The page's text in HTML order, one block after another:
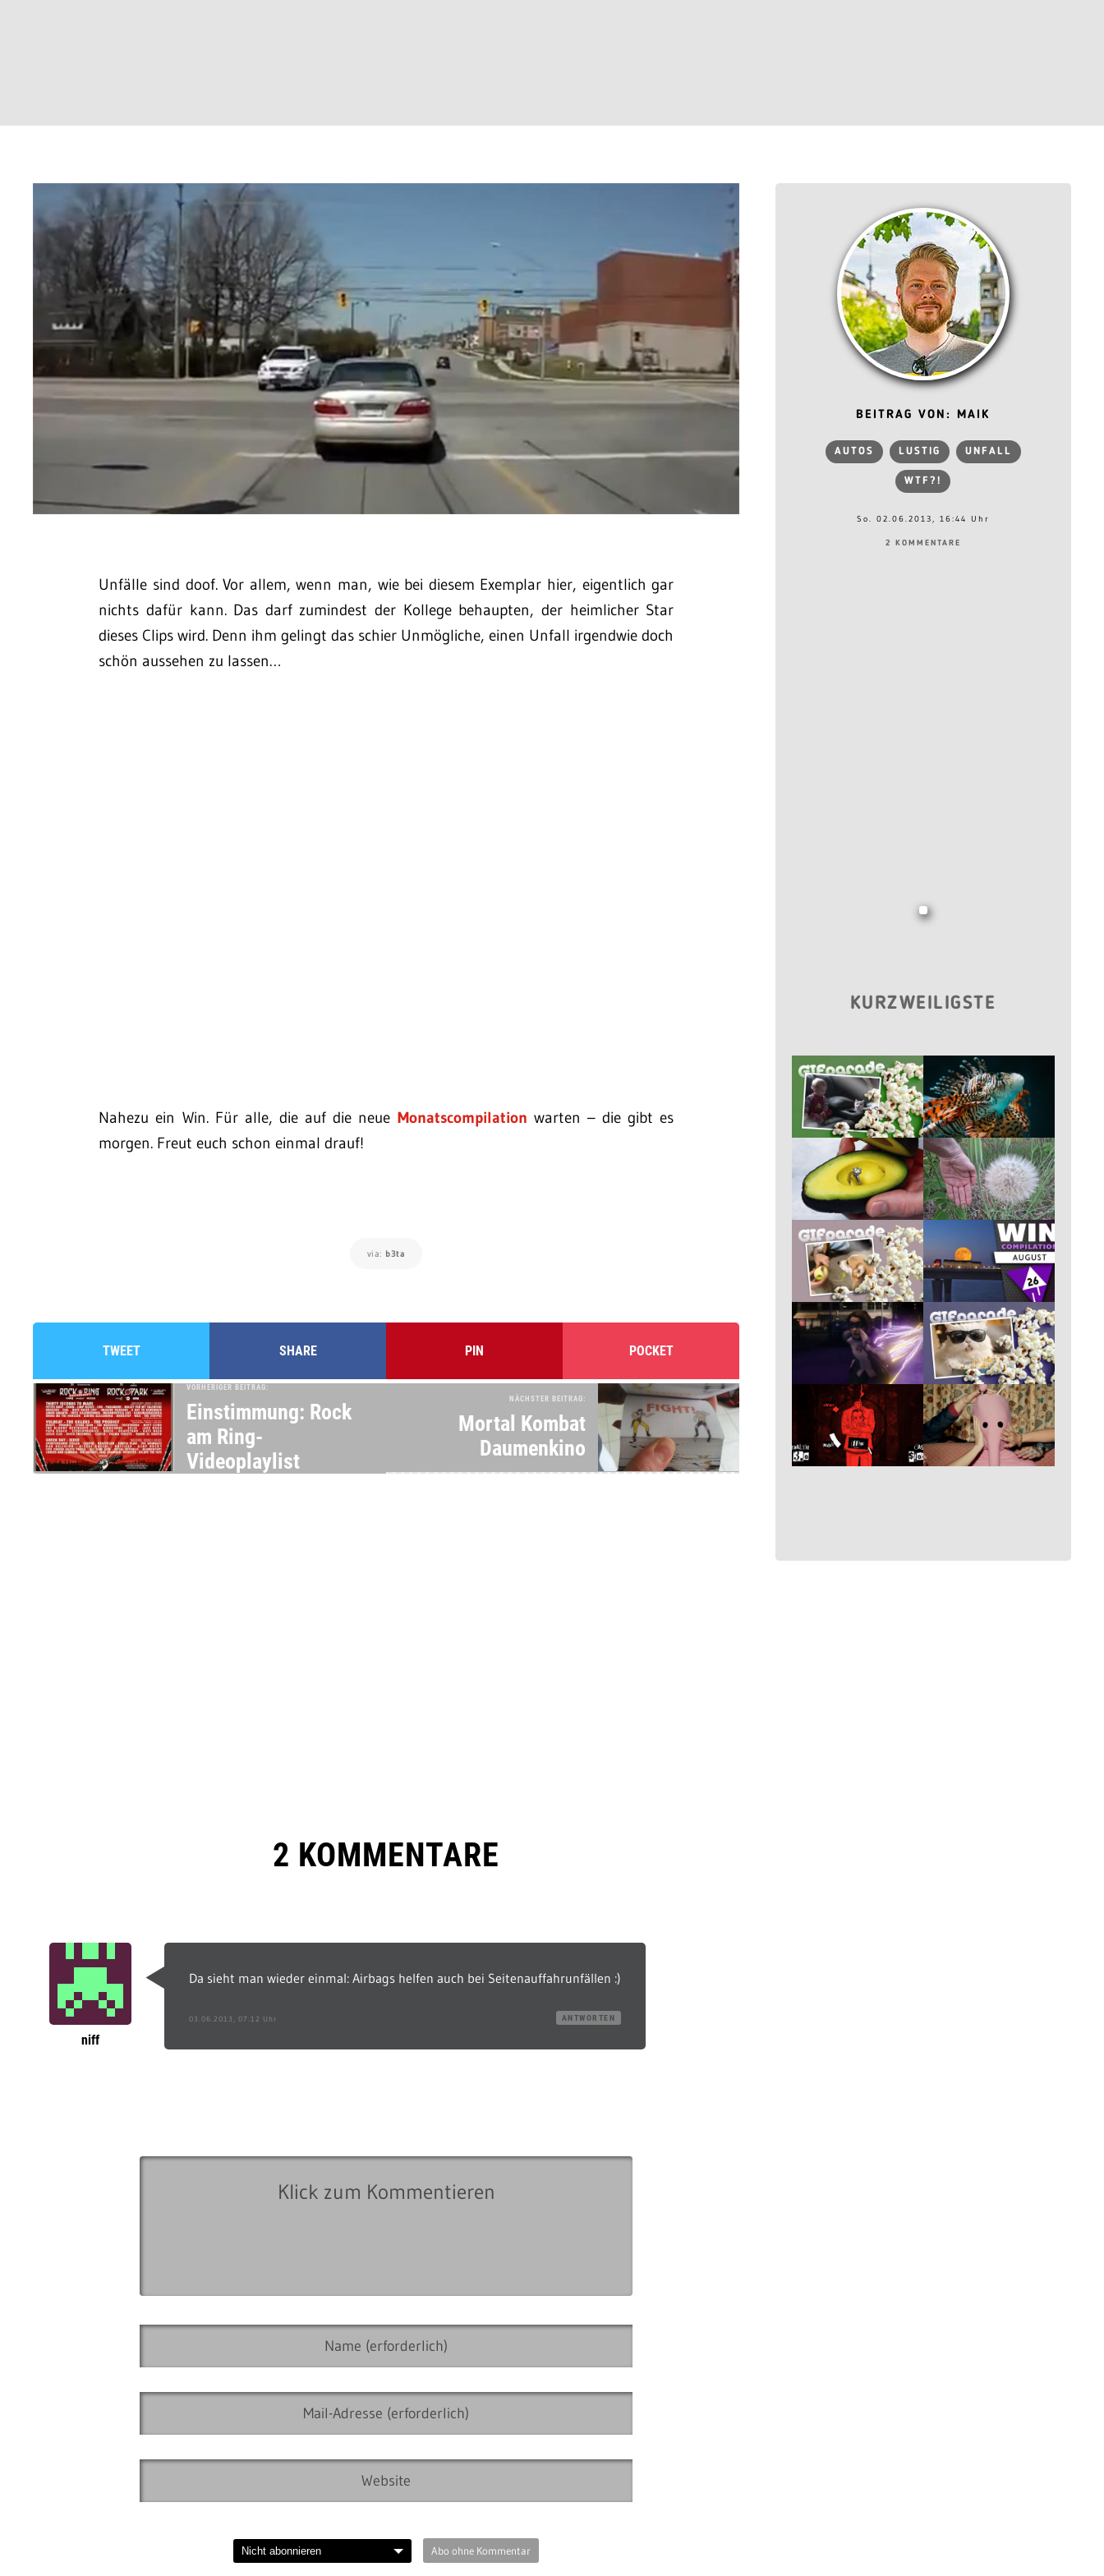
Unfälle sind doof. Vor allem, wenn man, wie bei diesem Exemplar hier, eigentlich gar
nichts dafür kann. Das darf zumindest der Kollege behaupten, der heimlicher Star
dieses Clips wird. Denn ihm gelingt das schier Unmögliche, einen Unfall irgendwie doch
schön aussehen zu lassen…
Nahezu ein Win. Für alle, die auf die neue Monatscompilation warten – die gibt es
morgen. Freut euch schon einmal drauf!
via: b3ta
TWEET SHARE PIN POCKET
VORHERIGER BEITRAG:
Einstimmung: Rock
am Ring-
Videoplaylist
NÄCHSTER BEITRAG:
Mortal Kombat
Daumenkino
2 KOMMENTARE
niff
Da sieht man wieder einmal: Airbags helfen auch bei Seitenauffahrunfällen :)
03.06.2013, 07:12 Uhr ANTWORTEN
Abo ohne Kommentar
BEITRAG VON: MAIK
AUTOS LUSTIG UNFALL
WTF?!
So. 02.06.2013, 16:44 Uhr
2 KOMMENTARE
KURZWEILIGSTE